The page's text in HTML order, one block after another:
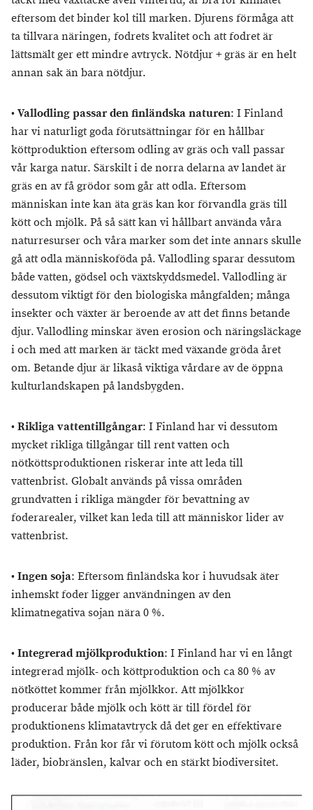
eftersom det binder kol till marken. Djurens förmåga att
ta tillvara näringen, fodrets kvalitet och att fodret är
lättsmält ger ett mindre avtryck. Nötdjur + gräs är en helt
annan sak än bara nötdjur.
•Vallodling passar den finländska naturen: I Finland
har vi naturligt goda förutsättningar för en hållbar
köttproduktion eftersom odling av gräs och vall passar
vår karga natur. Särskilt i de norra delarna av landet är
gräs en av få grödor som går att odla. Eftersom
människan inte kan äta gräs kan kor förvandla gräs till
kött och mjölk. På så sätt kan vi hållbart använda våra
naturresurser och våra marker som det inte annars skulle
gå att odla människoföda på. Vallodling sparar dessutom
både vatten, gödsel och växtskyddsmedel. Vallodling är
dessutom viktigt för den biologiska mångfalden; många
insekter och växter är beroende av att det finns betande
djur. Vallodling minskar även erosion och näringsläckage
i och med att marken är täckt med växande gröda året
om. Betande djur är likaså viktiga vårdare av de öppna
kulturlandskapen på landsbygden.
•Rikliga vattentillgångar: I Finland har vi dessutom
mycket rikliga tillgångar till rent vatten och
nötköttsproduktionen riskerar inte att leda till
vattenbrist. Globalt används på vissa områden
grundvatten i rikliga mängder för bevattning av
foderarealer, vilket kan leda till att människor lider av
vattenbrist.
•Ingen soja: Eftersom finländska kor i huvudsak äter
inhemskt foder ligger användningen av den
klimatnegativa sojan nära 0 %.
•Integrerad mjölkproduktion: I Finland har vi en långt
integrerad mjölk- och köttproduktion och ca 80 % av
nötköttet kommer från mjölkkor. Att mjölkkor
producerar både mjölk och kött är till fördel för
produktionens klimatavtryck då det ger en effektivare
produktion. Från kor får vi förutom kött och mjölk också
läder, biobränslen, kalvar och en stärkt biodiversitet.